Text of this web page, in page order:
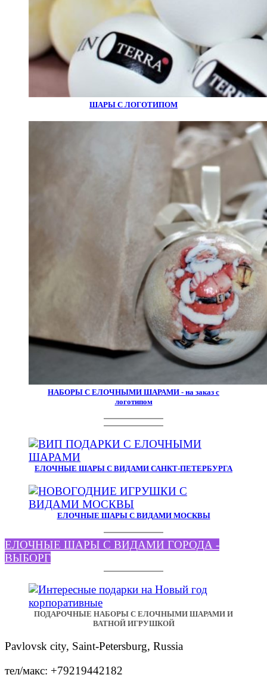
ШАРЫ С ЛОГОТИПОМ
НАБОРЫ С ЕЛОЧНЫМИ ШАРАМИ - на заказ с
логотипом
ЕЛОЧНЫЕ ШАРЫ С ВИДАМИ САНКТ-ПЕТЕРБУРГА
ЕЛОЧНЫЕ ШАРЫ С ВИДАМИ МОСКВЫ
ЕЛОЧНЫЕ ШАРЫ С ВИДАМИ ГОРОДА -
ВЫБОРГ
ПОДАРОЧНЫЕ НАБОРЫ С ЕЛОЧНЫМИ ШАРАМИ И
ВАТНОЙ ИГРУШКОЙ
Pavlovsk city, Saint-Petersburg, Russia
тел/макс: +79219442182